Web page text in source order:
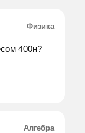
Физика
400н?
Алгебра